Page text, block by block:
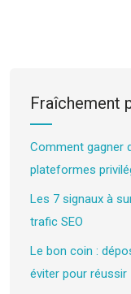
Fraîchement
Comment gagner
plateformes
Les 7 signaux à
trafic SEO
Le bon coin :
éviter pour réussir